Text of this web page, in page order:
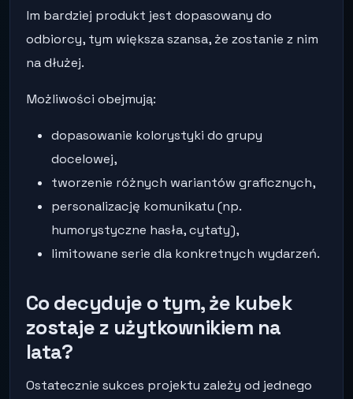
Im bardziej produkt jest dopasowany do
odbiorcy, tym większa szansa, że zostanie z nim
na dłużej.
Możliwości obejmują:
dopasowanie kolorystyki do grupy
docelowej,
tworzenie różnych wariantów graficznych,
personalizację komunikatu (np.
humorystyczne hasła, cytaty),
limitowane serie dla konkretnych wydarzeń.
Co decyduje o tym, że kubek
zostaje z użytkownikiem na
lata?
Ostatecznie sukces projektu zależy od jednego